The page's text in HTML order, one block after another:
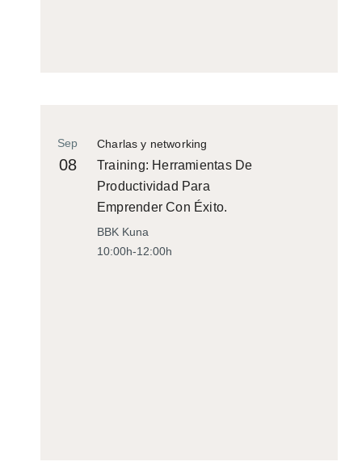
Charlas y networking
Sep
08
Training: Herramientas De
Productividad Para
Emprender Con Éxito.
BBK Kuna
10:00h-12:00h